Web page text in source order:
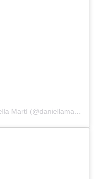
Una publicación compartida de Daniella Martí (@daniellamartic)